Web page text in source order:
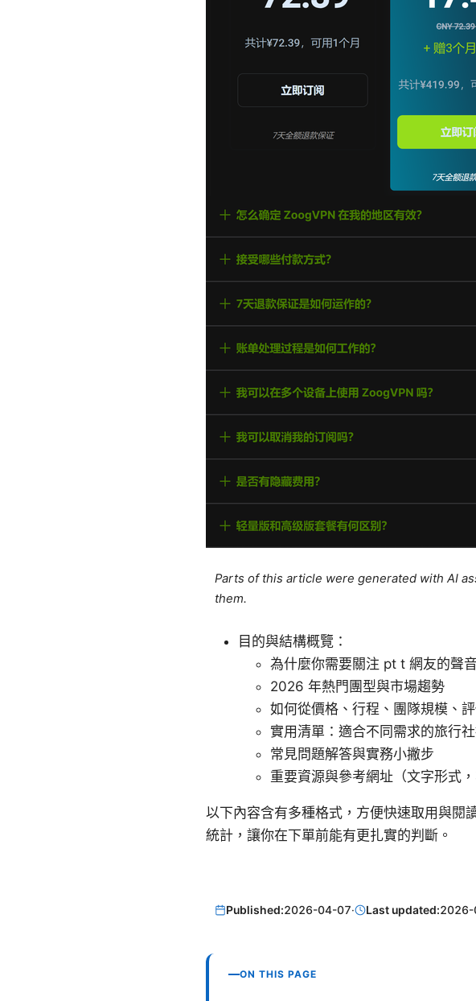
Parts of this article were generated with AI
them.
目的與結構概覽：
為什麼你需要關注 pt t 網友的聲
2026 年熱門團型與市場趨勢
如何從價格、行程、團隊規模、
實用清單：適合不同需求的旅行
常見問題解答與實務小撇步
重要資源與參考網址（文字形式，
以下內容含有多種格式，方便快速取用與閱
統計，讓你在下單前能有更扎實的判斷。
Published:2026-04-07· Last updated:
ON THIS PAGE